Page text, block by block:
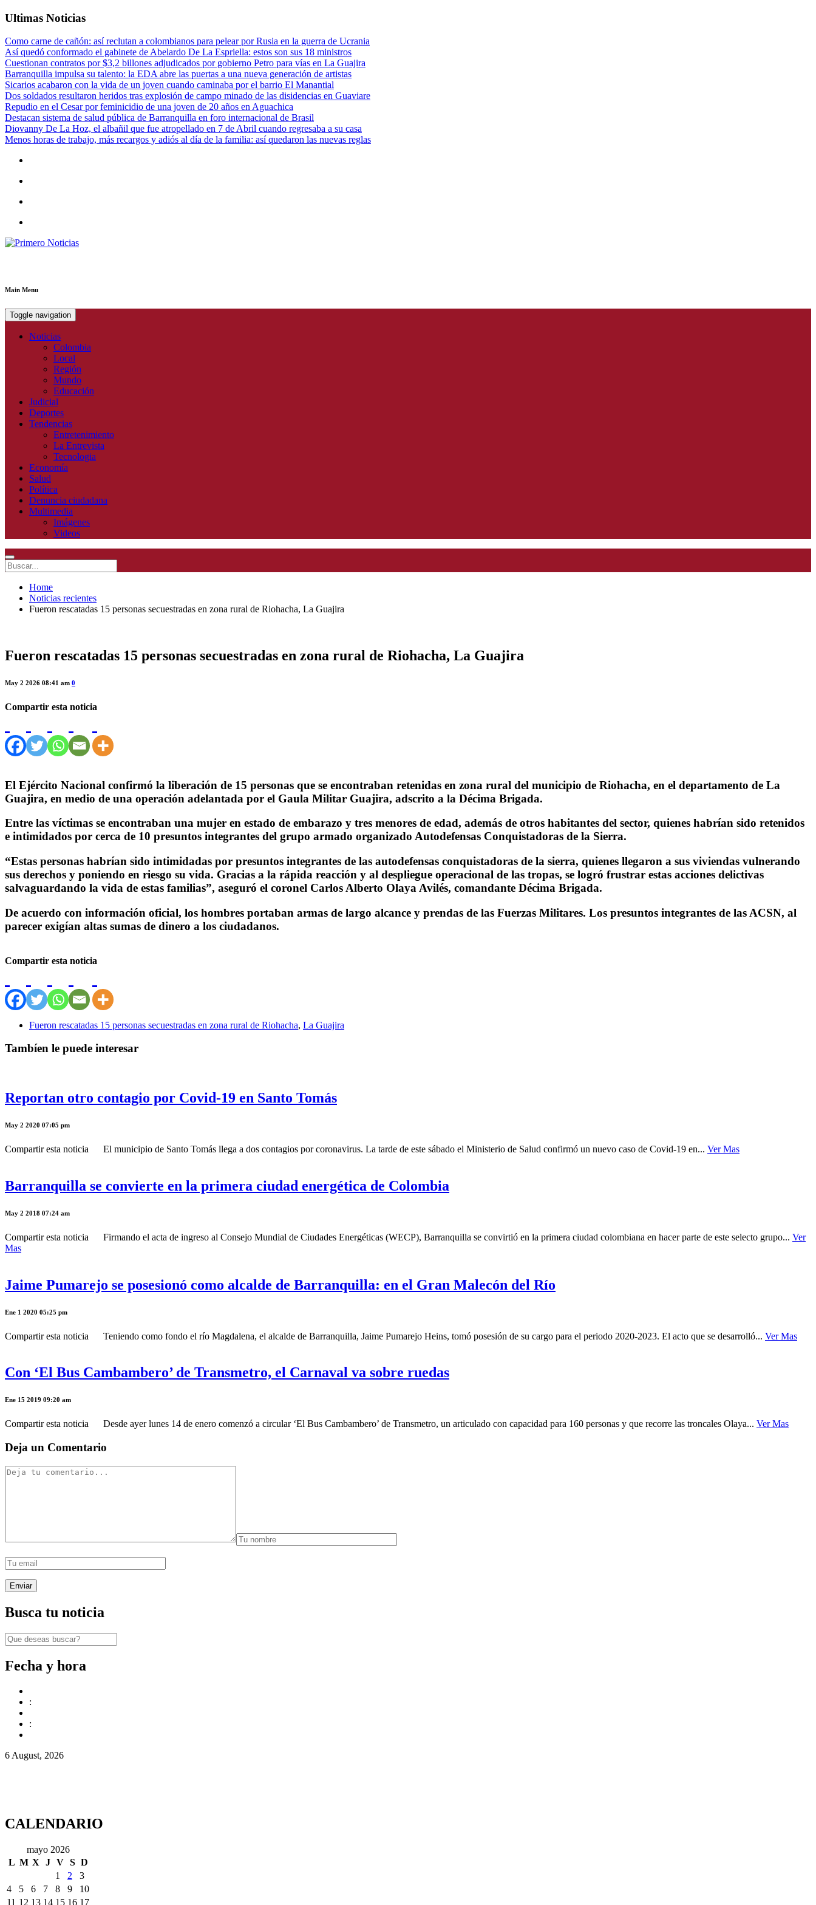
Ultimas Noticias
Como carne de cañón: así reclutan a colombianos para pelear por Rusia en la guerra de Ucrania
Así quedó conformado el gabinete de Abelardo De La Espriella: estos son sus 18 ministros
Cuestionan contratos por $3,2 billones adjudicados por gobierno Petro para vías en La Guajira
Barranquilla impulsa su talento: la EDA abre las puertas a una nueva generación de artistas
Sicarios acabaron con la vida de un joven cuando caminaba por el barrio El Manantial
Dos soldados resultaron heridos tras explosión de campo minado de las disidencias en Guaviare
Repudio en el Cesar por feminicidio de una joven de 20 años en Aguachica
Destacan sistema de salud pública de Barranquilla en foro internacional de Brasil
Diovanny De La Hoz, el albañil que fue atropellado en 7 de Abril cuando regresaba a su casa
Menos horas de trabajo, más recargos y adiós al día de la familia: así quedaron las nuevas reglas
Main Menu
Toggle navigation
Noticias
Colombia
Local
Región
Mundo
Educación
Judicial
Deportes
Tendencias
Entretenimiento
La Entrevista
Tecnologia
Economía
Salud
Política
Denuncia ciudadana
Multimedia
Imágenes
Videos
Home
Noticias recientes
Fueron rescatadas 15 personas secuestradas en zona rural de Riohacha, La Guajira
Fueron rescatadas 15 personas secuestradas en zona rural de Riohacha, La Guajira
May 2 2026 08:41 am 0
Compartir esta noticia
El Ejército Nacional confirmó la liberación de 15 personas que se encontraban retenidas en zona rural del municipio de Riohacha, en el departamento de La
Guajira, en medio de una operación adelantada por el Gaula Militar Guajira, adscrito a la Décima Brigada.
Entre las víctimas se encontraban una mujer en estado de embarazo y tres menores de edad, además de otros habitantes del sector, quienes habrían sido retenidos
e intimidados por cerca de 10 presuntos integrantes del grupo armado organizado Autodefensas Conquistadoras de la Sierra.
“Estas personas habrían sido intimidadas por presuntos integrantes de las autodefensas conquistadoras de la sierra, quienes llegaron a sus viviendas vulnerando
sus derechos y poniendo en riesgo su vida. Gracias a la rápida reacción y al despliegue operacional de las tropas, se logró frustrar estas acciones delictivas
salvaguardando la vida de estas familias”, aseguró el coronel Carlos Alberto Olaya Avilés, comandante Décima Brigada.
De acuerdo con información oficial, los hombres portaban armas de largo alcance y prendas de las Fuerzas Militares. Los presuntos integrantes de las ACSN, al
parecer exigían altas sumas de dinero a los ciudadanos.
Compartir esta noticia
Fueron rescatadas 15 personas secuestradas en zona rural de Riohacha, La Guajira
Tambíen le puede interesar
Reportan otro contagio por Covid-19 en Santo Tomás
May 2 2020 07:05 pm
Compartir esta noticia El municipio de Santo Tomás llega a dos contagios por coronavirus. La tarde de este sábado el Ministerio de Salud confirmó un nuevo caso de Covid-19 en... Ver Mas
Barranquilla se convierte en la primera ciudad energética de Colombia
May 2 2018 07:24 am
Compartir esta noticia Firmando el acta de ingreso al Consejo Mundial de Ciudades Energéticas (WECP), Barranquilla se convirtió en la primera ciudad colombiana en hacer parte de este selecto grupo... Ver
Mas
Jaime Pumarejo se posesionó como alcalde de Barranquilla: en el Gran Malecón del Río
Ene 1 2020 05:25 pm
Compartir esta noticia Teniendo como fondo el río Magdalena, el alcalde de Barranquilla, Jaime Pumarejo Heins, tomó posesión de su cargo para el periodo 2020-2023. El acto que se desarrolló... Ver Mas
Con ‘El Bus Cambambero’ de Transmetro, el Carnaval va sobre ruedas
Ene 15 2019 09:20 am
Compartir esta noticia Desde ayer lunes 14 de enero comenzó a circular ‘El Bus Cambambero’ de Transmetro, un articulado con capacidad para 160 personas y que recorre las troncales Olaya... Ver Mas
Deja un Comentario
Busca tu noticia
Fecha y hora
:
:
6 August, 2026
CALENDARIO
mayo 2026
L M X J V S D
1
2
3
4
5 6 7 8 9
10
11 12 13 14 15 16 17